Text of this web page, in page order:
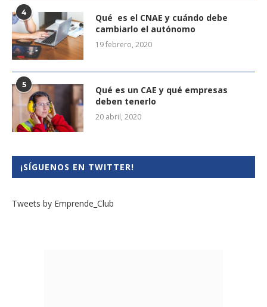
4
Qué es el CNAE y cuándo debe
cambiarlo el autónomo
19 febrero, 2020
5
Qué es un CAE y qué empresas
deben tenerlo
20 abril, 2020
¡SÍGUENOS EN TWITTER!
Tweets by Emprende_Club